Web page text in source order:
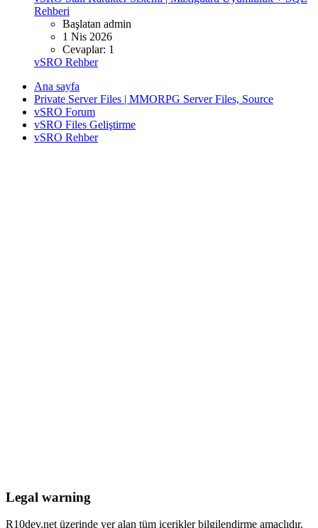
Rehberi
Başlatan admin
1 Nis 2026
Cevaplar: 1
vSRO Rehber
Ana sayfa
Private Server Files | MMORPG Server Files, Source
vSRO Forum
vSRO Files Geliştirme
vSRO Rehber
Legal warning
R10dev.net üzerinde yer alan tüm içerikler bilgilendirme amaçlıdır.